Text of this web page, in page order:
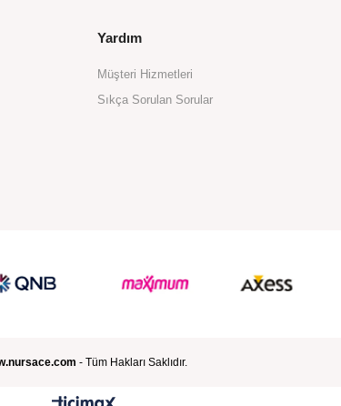
Yardım
Müşteri Hizmetleri
Sıkça Sorulan Sorular
- Tüm Hakları Saklıdır.